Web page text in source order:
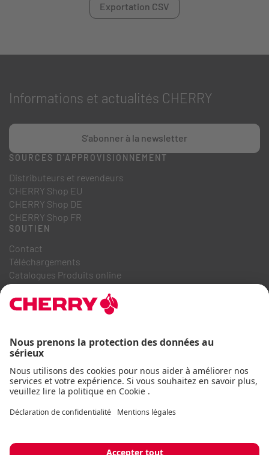
Exportation CSV
Informations et actualités CHERRY
S'abonner à la newsletter
SOURCES D'APPROVISIONNEMENT
Distributeurs et revendeurs
CHERRY Shop EU
CHERRY Shop DE
CHERRY Shop FR
SOUTIEN
Contact
Téléchargements
Catalogues Produits online
FAQ
A PROPOS DE NOUS
Système de dénonciation
Code de conduite commerciale
Déclaration d'accessibilitéTermes et conditionsAvis d'utilisation